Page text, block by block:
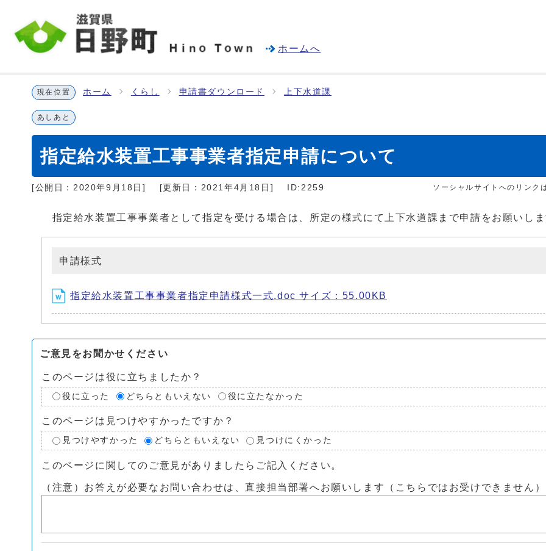
ホームへ
現在位置 ホーム くらし 申請書ダウンロード 上下水道課
あしあと
指定給水装置工事事業者指定申請について
[公開日： 2020年9月18日 ] [更新日： 2021年4月18日 ] ID:2259 ソーシャルサイトへのリンク
指定給水装置工事事業者として指定を受ける場合は、所定の様式にて上下水道課まで申請をお願いし
申請様式
指定給水装置工事事業者指定申請様式一式.doc サイズ：55.00KB
ご意見をお聞かせください
このページは役に立ちましたか？
役に立った どちらともいえない 役に立たなかった
このページは見つけやすかったですか？
見つけやすかった どちらともいえない 見つけにくかった
このページに関してのご意見がありましたらご記入ください。
（注意）お答えが必要なお問い合わせは、直接担当部署へお願いします（こちらではお受けできません